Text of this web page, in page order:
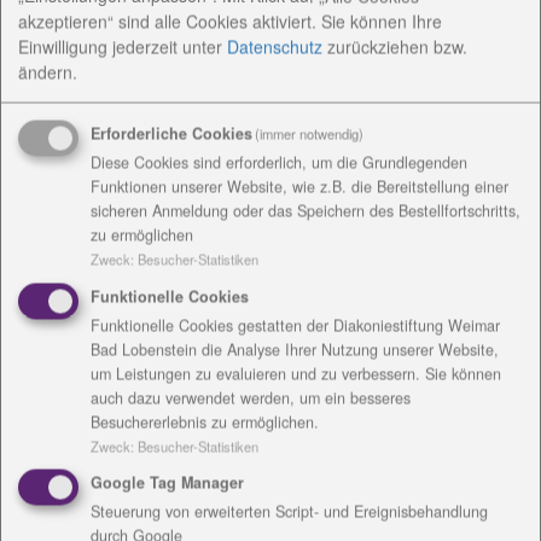
Hospizbegleiter werden heißt, schwer kranken,
sterbenden Menschen beizustehen, sie am Ende
ihres Lebens zu begleiten. Auch jetzt, da nach dem
Corona-Stillstand für viele das Leben wieder richtig
beginnt, wird gestorben - der Tod gehört dazu und
deshalb nutzte der ambulante Hospizdienst der
Diakoniestiftung Weimar Bad Lobenstein die erste
Möglichkeit, neu ausgebildete, ehrenamtliche
Hospizbegleiter für den Dienst segnen zu lassen. Nun
können sie in die Familien gehen und dort
unterstützen.
akzeptieren“ sind alle Cookies aktiviert. Sie können Ihre
Einwilligung jederzeit unter Datenschutz zurückziehen bzw.
ändern.
Erforderliche Cookies(immer notwendig)
Diese Cookies sind erforderlich, um die Grundlegenden
Funktionen unserer Website, wie z.B. die Bereitstellung einer
sicheren Anmeldung oder das Speichern des Bestellfortschritts,
zu ermöglichen
Zweck: Besucher-Statistiken
Funktionelle Cookies
Funktionelle Cookies gestatten der Diakoniestiftung Weimar
Bad Lobenstein die Analyse Ihrer Nutzung unserer Website,
um Leistungen zu evaluieren und zu verbessern. Sie können
auch dazu verwendet werden, um ein besseres
Besuchererlebnis zu ermöglichen.
Zweck: Besucher-Statistiken
Google Tag Manager
Steuerung von erweiterten Script- und Ereignisbehandlung
durch Google